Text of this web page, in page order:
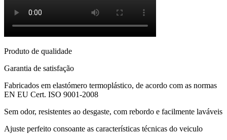
Produto de qualidade
Garantia de satisfação
Fabricados em elastómero termoplástico, de acordo com as normas
EN EU Cert. ISO 9001-2008
Sem odor, resistentes ao desgaste, com rebordo e facilmente laváveis
Ajuste perfeito consoante as características técnicas do veiculo